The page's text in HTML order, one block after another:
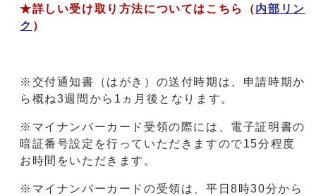
★詳しい受け取り方法についてはこちら（ 内部リン
ク ）
※交付通知書（はがき）の送付時期は、申請時期か
ら概ね3週間から1ヵ月後となります。
※マイナンバーカード受領の際には、電子証明書の
暗証番号設定を行っていただきますので15分程度
お時間をいただきます。
※マイナンバーカードの受領は、平日8時30分から